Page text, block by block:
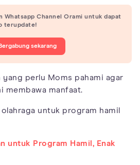
Whatsapp Channel Orami untuk dapat
terupdate!
Bergabung sekarang
yang perlu Moms pahami agar
membawa manfaat.
untuk program hamil
untuk Program Hamil, Enak